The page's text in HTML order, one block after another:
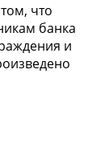
что
банка
и